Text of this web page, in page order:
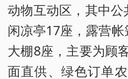
动物互动区，其中
闲凉亭17座，露营
大棚8座，主要为顾
面直供、绿色订单